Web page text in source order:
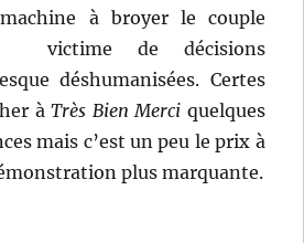
à broyer le couple
victime de décisions
déshumanisées. Certes
àTrès Bien Merci quelques
mais c’est un peu le prix à
plus marquante.